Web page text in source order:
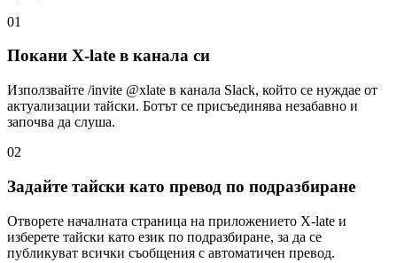
01
Покани X-late в канала си
Използвайте /invite @xlate в канала Slack, който се нуждае от
актуализации тайски. Ботът се присъединява незабавно и
започва да слуша.
02
Задайте тайски като превод по подразбиране
Отворете началната страница на приложението X-late и
изберете тайски като език по подразбиране, за да се
публикуват всички съобщения с автоматичен превод.